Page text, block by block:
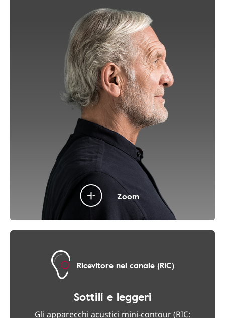
Zoom
Ricevitore nel canale (RIC)
Sottili e leggeri
Gli apparecchi acustici mini-contour (RIC: